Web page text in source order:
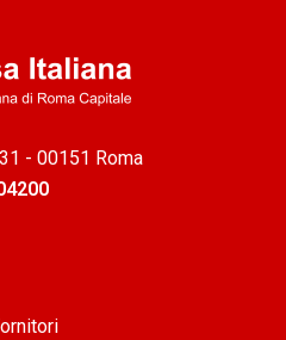
- 00151 Roma